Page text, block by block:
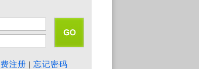
注册 | 忘记密码